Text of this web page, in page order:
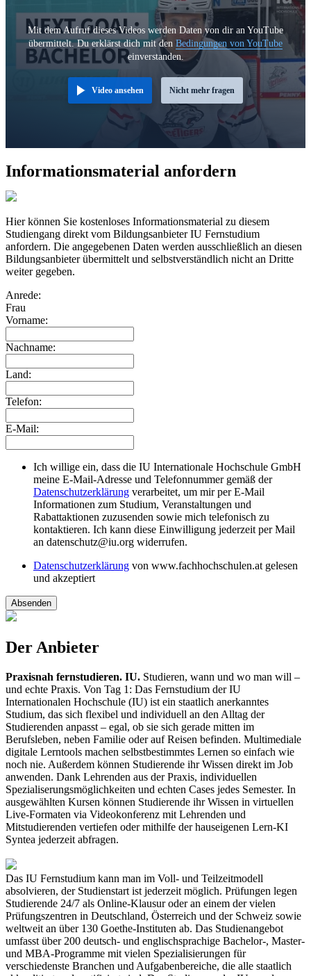
Mit dem Aufruf dieses Videos werden Daten von dir an YouTube
übermittelt. Du erklärst dich mit den Bedingungen von YouTube
einverstanden.
Video ansehen Nicht mehr fragen
Informationsmaterial anfordern
Hier können Sie kostenloses Informationsmaterial zu diesem
Studiengang direkt vom Bildungsanbieter IU Fernstudium
anfordern. Die angegebenen Daten werden ausschließlich an diesen
Bildungsanbieter übermittelt und selbstverständlich nicht an Dritte
weiter gegeben.
Anrede:
Frau
Vorname:
Nachname:
Land:
Telefon:
E-Mail:
Ich willige ein, dass die IU Internationale Hochschule GmbH
meine E-Mail-Adresse und Telefonnummer gemäß der
Datenschutzerklärung verarbeitet, um mir per E-Mail
Informationen zum Studium, Veranstaltungen und
Rabattaktionen zuzusenden sowie mich telefonisch zu
kontaktieren. Ich kann diese Einwilligung jederzeit per Mail
an datenschutz@iu.org widerrufen.
Datenschutzerklärung von www.fachhochschulen.at gelesen
und akzeptiert
Absenden
Der Anbieter
Praxisnah fernstudieren. IU. Studieren, wann und wo man will –
und echte Praxis. Von Tag 1: Das Fernstudium der IU
Internationalen Hochschule (IU) ist ein staatlich anerkanntes
Studium, das sich flexibel und individuell an den Alltag der
Studierenden anpasst – egal, ob sie sich gerade mitten im
Berufsleben, neben Familie oder auf Reisen befinden. Multimediale
digitale Lerntools machen selbstbestimmtes Lernen so einfach wie
noch nie. Außerdem können Studierende ihr Wissen direkt im Job
anwenden. Dank Lehrenden aus der Praxis, individuellen
Spezialiserungsmöglichkeiten und echten Cases jedes Semester. In
ausgewählten Kursen können Studierende ihr Wissen in virtuellen
Live-Formaten via Videokonferenz mit Lehrenden und
Mitstudierenden vertiefen oder mithilfe der hauseigenen Lern-KI
Syntea jederzeit abfragen.
Das IU Fernstudium kann man im Voll- und Teilzeitmodell
absolvieren, der Studienstart ist jederzeit möglich. Prüfungen legen
Studierende 24/7 als Online-Klausur oder an einem der vielen
Prüfungszentren in Deutschland, Österreich und der Schweiz sowie
weltweit an über 130 Goethe-Instituten ab. Das Studienangebot
umfasst über 200 deutsch- und englischsprachige Bachelor-, Master-
und MBA-Programme mit vielen Spezialisierungen für
verschiedenste Branchen und Aufgabenbereiche, die alle staatlich